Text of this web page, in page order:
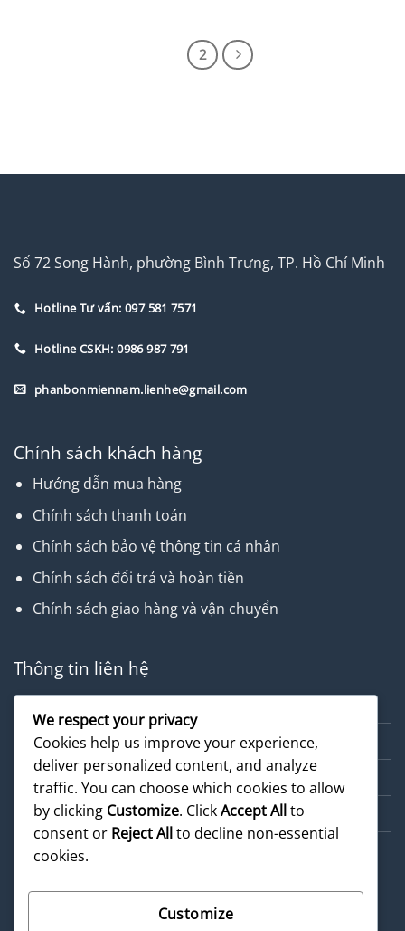
2
Số 72 Song Hành, phường Bình Trưng, TP. Hồ Chí Minh
Hotline Tư vấn: 097 581 7571
Hotline CSKH: 0986 987 791
phanbonmiennam.lienhe@gmail.com
Chính sách khách hàng
Hướng dẫn mua hàng
Chính sách thanh toán
Chính sách bảo vệ thông tin cá nhân
Chính sách đổi trả và hoàn tiền
Chính sách giao hàng và vận chuyển
Thông tin liên hệ
Dịch vụ
Cẩm nang
Sản phẩm
We respect your privacy
Cookies help us improve your experience,
deliver personalized content, and analyze
traffic. You can choose which cookies to allow
by clicking Customize. ClickAccept Allto
consent or Reject Allto decline non-essential
cookies.
Customize